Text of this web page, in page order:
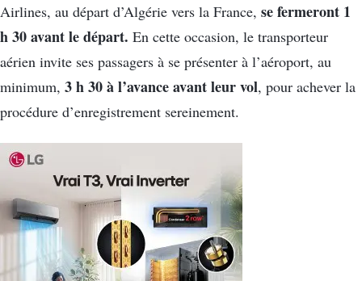
Airlines, au départ d’Algérie vers la France, se fermeront 1
h 30 avant le départ. En cette occasion, le transporteur
aérien invite ses passagers à se présenter à l’aéroport, au
minimum, 3 h 30 à l’avance avant leur vol, pour achever la
procédure d’enregistrement sereinement.